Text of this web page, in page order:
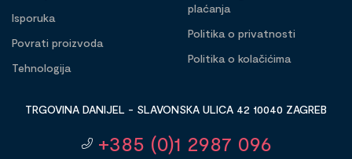
Isporuka
Povrati proizvoda
Tehnologija
plaćanja
Politika o privatnosti
Politika o kolačićima
TRGOVINA DANIJEL - SLAVONSKA ULICA 42 10040 ZAGREB
+385 (0)1 2987 096